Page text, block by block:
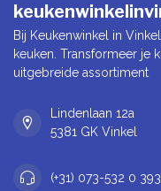
Bij Keukenwinkel in
keuken. Transformeer je
uitgebreide assortiment
Lindenlaan 12a
5381 GK Vinkel
(+31) 073-532 0 393